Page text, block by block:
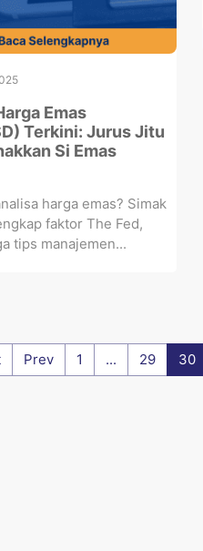
Emas
Terkini: Jurus Jitu
Si Emas
harga emas? Simak
faktor The Fed,
tips manajemen...
Prev 1 ... 29 30